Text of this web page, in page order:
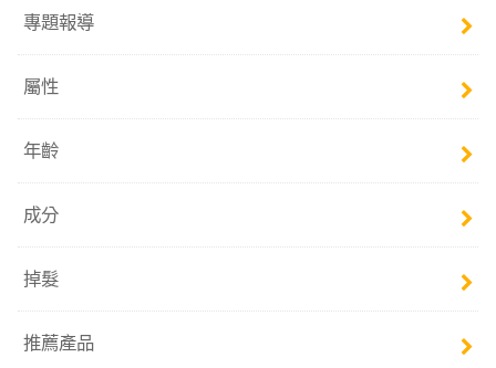
專題報導
屬性
年齡
成分
掉髮
推薦產品